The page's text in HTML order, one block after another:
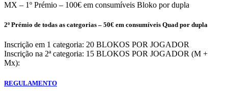
MX – 1º Prémio – 100€ em consumíveis Bloko por dupla
2º Prémio de todas as categorias – 50€ em consumíveis Quad por dupla
Inscrição em 1 categoria: 20 BLOKOS POR JOGADOR
Inscrição na 2ª categoria: 15 BLOKOS POR JOGADOR (M +
Mx):
REGULAMENTO